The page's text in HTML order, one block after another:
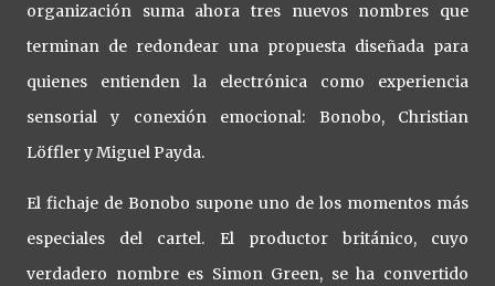
organización suma ahora tres nuevos nombres que
terminan de redondear una propuesta diseñada para
quienes entienden la electrónica como experiencia
sensorial y conexión emocional: Bonobo, Christian
Löffler y Miguel Payda.
El fichaje de Bonobo supone uno de los momentos más
especiales del cartel. El productor británico, cuyo
verdadero nombre es Simon Green, se ha convertido